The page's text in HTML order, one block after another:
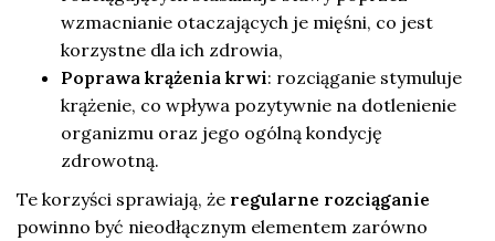
wzmacnianie otaczających je mięśni, co jest
korzystne dla ich zdrowia,
Poprawa krążenia krwi: rozciąganie stymuluje
krążenie, co wpływa pozytywnie na dotlenienie
organizmu oraz jego ogólną kondycję
zdrowotną.
Te korzyści sprawiają, że regularne rozciąganie
powinno być nieodłącznym elementem zarówno